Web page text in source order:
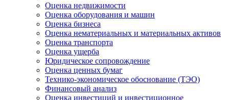
Оценка недвижимости
Оценка оборудования и машин
Оценка бизнеса
Оценка нематериальных и материальных активов
Оценка транспорта
Оценка ущерба
Юридическое сопровождение
Оценка ценных бумаг
Технико-экономическое обоснование (ТЭО)
Финансовый анализ
Оценка инвестиций и инвестиционное